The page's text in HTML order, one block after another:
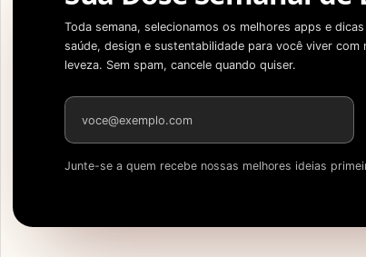
Toda semana, selecionamos os melhores apps e
saúde, design e sustentabilidade para você viver com
leveza. Sem spam, cancele quando quiser.
Endereço de e-mail
Junte-se a quem recebe nossas melhores ideias